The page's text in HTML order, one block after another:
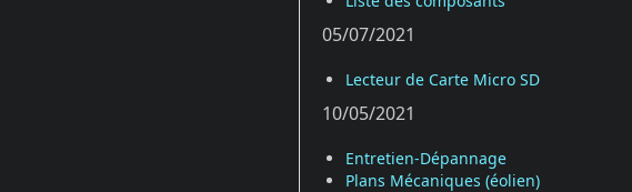
05/07/2021
Lecteur de Carte Micro SD
10/05/2021
Entretien-Dépannage
Plans Mécaniques (éolien)